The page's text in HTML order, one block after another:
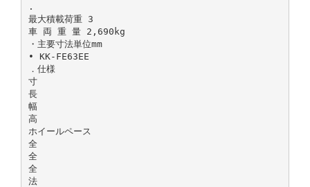
.
最大積載荷重 3
車 両 重 量 2,690kg
・主要寸法単位mm
• KK-FE63EE
．仕様
寸
長
幅
高
ホイールペース
全
全
全
法